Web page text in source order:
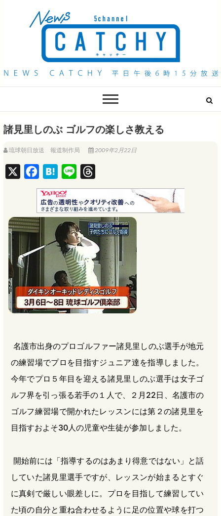
QAB NEWS Headline
諸見里しのぶ ゴルフの楽しさ教える
琉球朝日放送 報道制作局 2009年2月22日
a
c
e
b
o
o
k
H
a
t
e
n
a
i
n
e
h
r
e
a
d
s
名護市出身のプロゴルファー諸見里しのぶ選手が地元
の練習場でプロを目指すジュニア達を指導しました。
今年でプロ５年目を迎える諸見里しのぶ選手は女子ゴ
ルフ界を引っ張る若手の１人で、２月22日、名護市の
ゴルフ練習場で開かれたレッスンには第２の諸見里を
目指すおよそ30人の児童や生徒が参加しました。
開始前には「指導するのはあまり得意ではない」と話
していた諸見里選手ですが、レッスンが始まるとすぐ
に真剣で厳しい眼差しに。プロを目指して練習してい
た頃の自分と重ね合わせるように足の位置や球を打つ